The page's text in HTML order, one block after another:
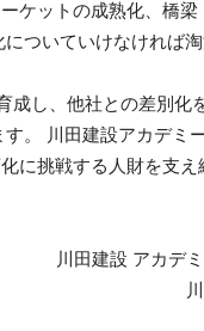
ケットの成熟化、橋梁
ついていけなければ
成し、他社との差別化
。 川田建設アカデミー
に挑戦する人財を支え
川田建設 アカデ